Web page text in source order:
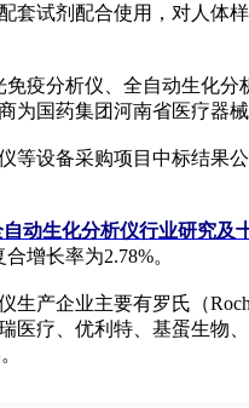
套试剂配合使用，对人
分析仪、全自动生化分
国药集团河南省医疗器
备采购项目中标结果
自动生化分析仪行业研究及
增长率为2.78%。
产企业主要有罗氏（
疗、优利特、基蛋生物